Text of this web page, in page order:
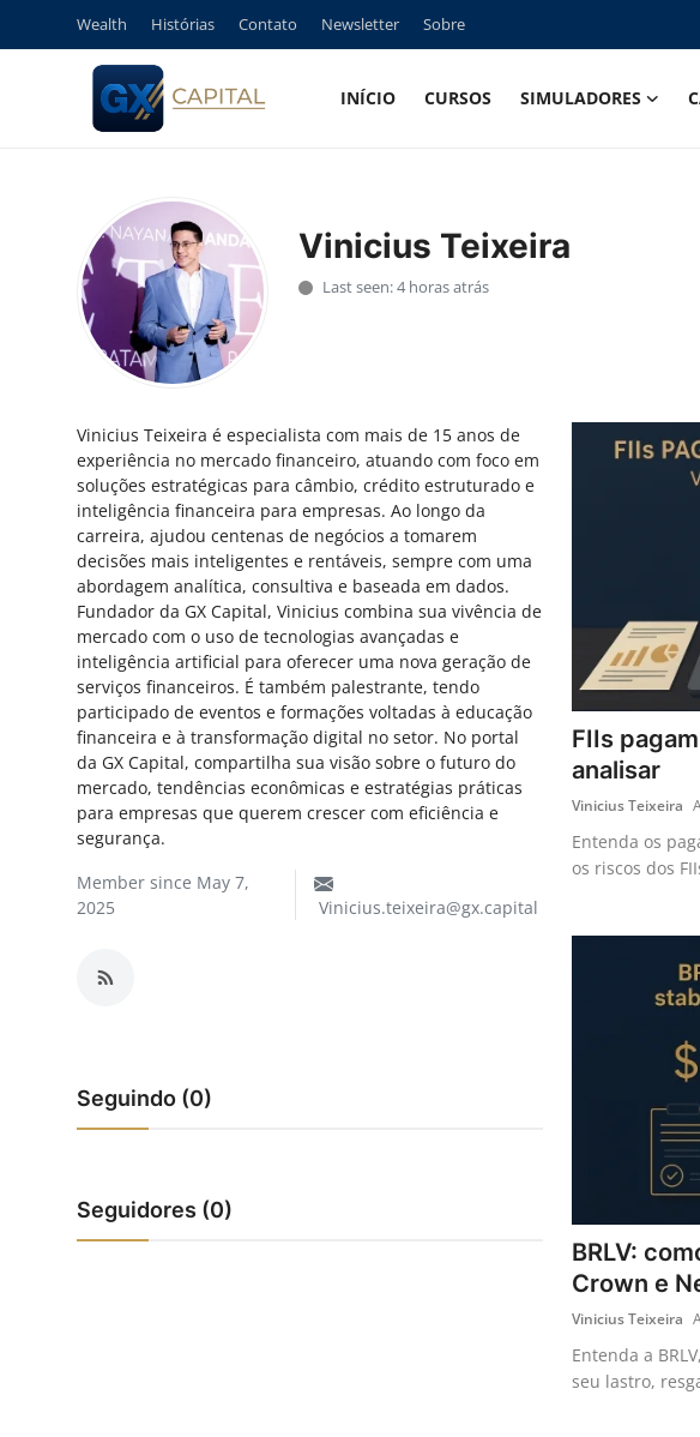
Wealth Histórias Contato Newsletter Sobre
INÍCIO CURSOS SIMULADORES
Entrar
Simuladores
Histórias
Contato
Câmbio
Crédito Empresarial
Newsletter
Radar Econômico
GX explica
Investimentos
Seguro de Vida
Vinicius Teixeira
Last seen: 4 horas atrás
Vinicius Teixeira é especialista com mais de 15 anos de
experiência no mercado financeiro, atuando com foco em
soluções estratégicas para câmbio, crédito estruturado e
inteligência financeira para empresas. Ao longo da
carreira, ajudou centenas de negócios a tomarem
decisões mais inteligentes e rentáveis, sempre com uma
abordagem analítica, consultiva e baseada em dados.
Fundador da GX Capital, Vinicius combina sua vivência de
mercado com o uso de tecnologias avançadas e
inteligência artificial para oferecer uma nova geração de
serviços financeiros. É também palestrante, tendo
participado de eventos e formações voltadas à educação
financeira e à transformação digital no setor. No portal
da GX Capital, compartilha sua visão sobre o futuro do
mercado, tendências econômicas e estratégias práticas
para empresas que querem crescer com eficiência e
segurança.
Member since May 7,
2025
Vinicius.teixeira@gx.capital
Seguindo (0)
Seguidores (0)
FIIs
analisar
Vinicius Teixeira
Entenda os
os riscos dos
BRLV:
Crown e
Vinicius Teixeira
Entenda a
seu lastro,